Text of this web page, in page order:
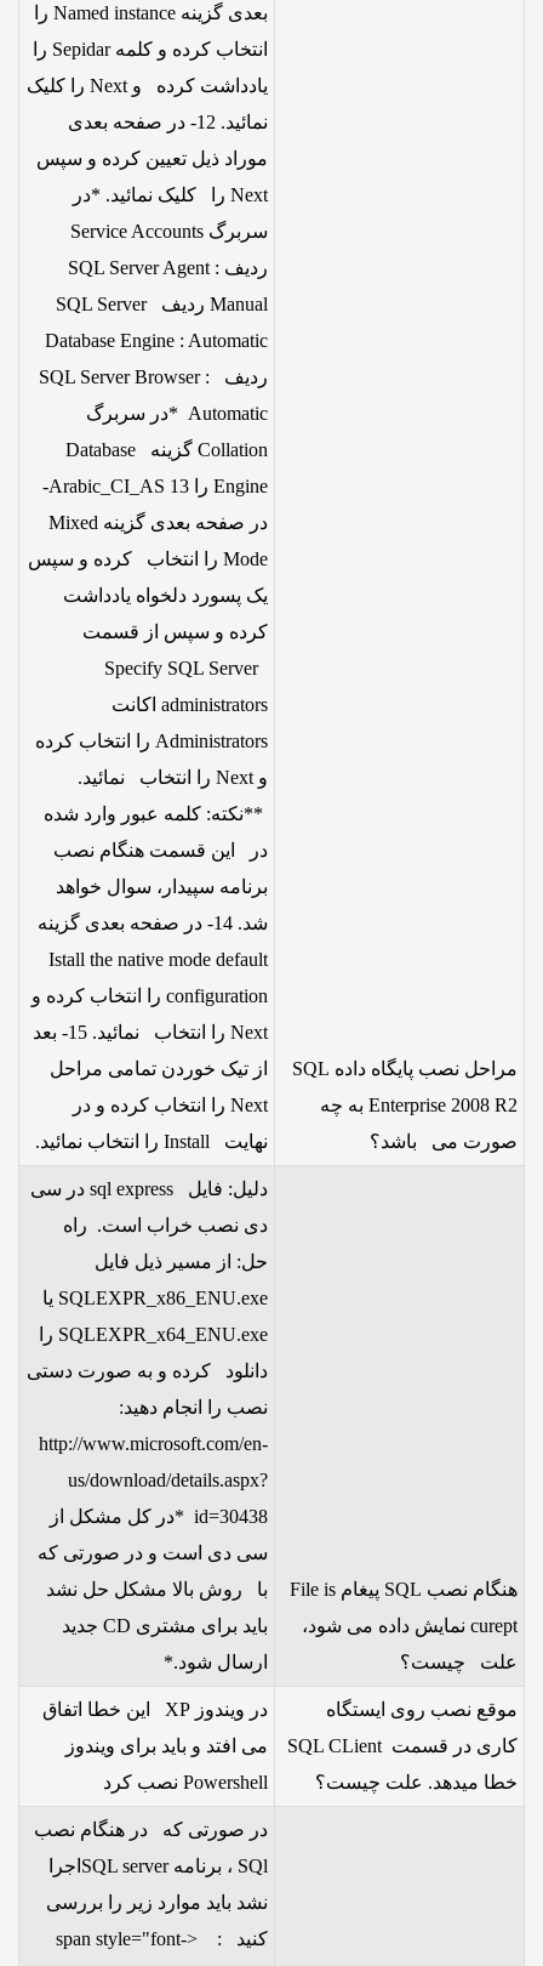
مراحل نصب پایگاه داده SQL
Enterprise 2008 R2 به چه
صورت می باشد؟
بعدی گزینه Named instance را
انتخاب کرده و کلمه Sepidar را
یادداشت کرده و Next را کلیک
نمائید. 12- در صفحه بعدی
موراد ذیل تعیین کرده و سپس
Next را کلیک نمائید. *در
سربرگ Service Accounts
ردیف SQL Server Agent :
Manual ردیف SQL Server
Database Engine : Automatic
ردیف SQL Server Browser :
Automatic *در سربرگ
Collation گزینه Database
Engine را Arabic_CI_AS 13-
در صفحه بعدی گزینه Mixed
Mode را انتخاب کرده و سپس
یک پسورد دلخواه یادداشت
کرده و سپس از قسمت
Specify SQL Server
administrators اکانت
Administrators را انتخاب کرده
و Next را انتخاب نمائید.
**نکته: کلمه عبور وارد شده
در این قسمت هنگام نصب
برنامه سپیدار، سوال خواهد
شد. 14- در صفحه بعدی گزینه
Istall the native mode default
configuration را انتخاب کرده و
Next را انتخاب نمائید. 15- بعد
از تیک خوردن تمامی مراحل
Next را انتخاب کرده و در
نهایت Install را انتخاب نمائید.
هنگام نصب SQL پیغام File is
curept نمایش داده می شود،
علت چیست؟
دلیل: فایل sql express در سی
دی نصب خراب است. راه
حل: از مسیر ذیل فایل
SQLEXPR_x86_ENU.exe یا
SQLEXPR_x64_ENU.exe را
دانلود کرده و به صورت دستی
نصب را انجام دهید:
http://www.microsoft.com/en-
us/download/details.aspx?
id=30438 *در کل مشکل از
سی دی است و در صورتی که
با روش بالا مشکل حل نشد
باید برای مشتری CD جدید
ارسال شود.*
موقع نصب روی ایستگاه
کاری در قسمت SQL CLient
خطا میدهد. علت چیست؟
در ویندوز XP این خطا اتفاق
می افتد و باید برای ویندوز
Powershell نصب کرد
در صورتی که در هنگام نصب
SQl ، برنامه SQL serverاجرا
نشد باید موارد زیر را بررسی
کنید : <span style="font-